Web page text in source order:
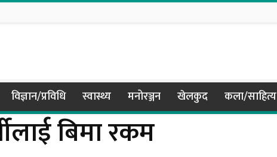
विज्ञान/प्रविधि स्वास्थ्य मनोरञ्जन खेलकुद कला/साहित्य
बिमा रकम